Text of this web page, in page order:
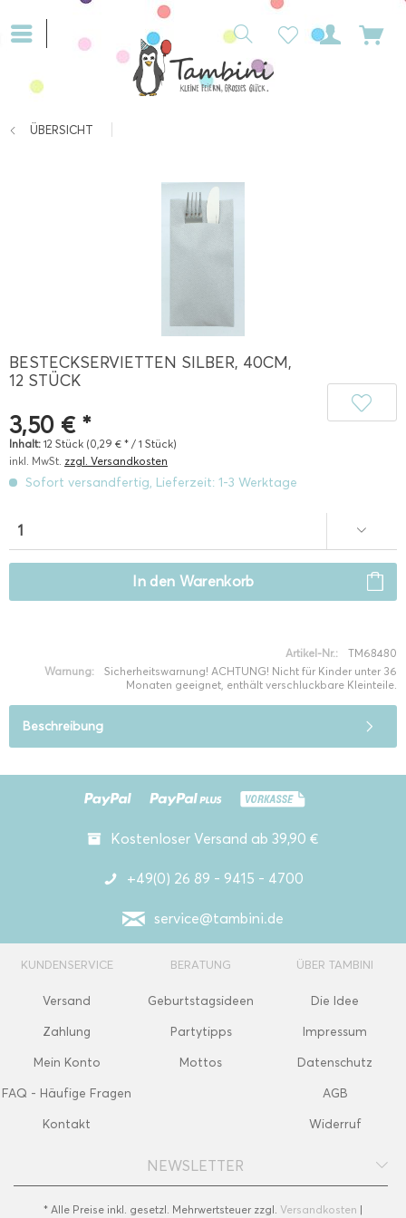
ÜBERSICHT
BESTECKSERVIETTEN SILBER, 40CM,
12 STÜCK
3,50 € *
Inhalt: 12 Stück (0,29 € * / 1 Stück)
inkl. MwSt. zzgl. Versandkosten
Sofort versandfertig, Lieferzeit: 1-3 Werktage
In den Warenkorb
Artikel-Nr.:
TM68480
Warnung:
Sicherheitswarnung! ACHTUNG! Nicht für Kinder unter 36
Monaten geeignet, enthält verschluckbare Kleinteile.
Beschreibung
Kostenloser Versand ab 39,90 €
+49(0) 26 89 - 9415 - 4700
service@tambini.de
KUNDENSERVICE
Versand
Zahlung
Mein Konto
FAQ - Häufige Fragen
Kontakt
BERATUNG
Geburtstagsideen
Partytipps
Mottos
ÜBER TAMBINI
Die Idee
Impressum
Datenschutz
AGB
Widerruf
NEWSLETTER
* Alle Preise inkl. gesetzl. Mehrwertsteuer zzgl. Versandkosten |